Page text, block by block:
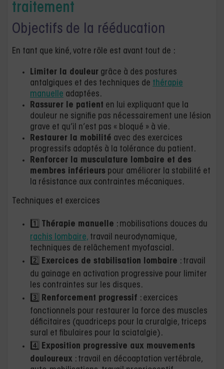
traitement
Objectifs de la rééducation
En tant que kiné, votre rôle est avant tout de :
Limiter la douleur grâce à des postures
antalgiques et des techniques de thérapie
manuelle adaptées.
Rassurer le patient en lui expliquant que la
douleur ne signifie pas nécessairement une lésion
grave et qu’il n’est pas « bloqué » à vie.
Restaurer la mobilité avec des exercices
progressifs adaptés à la tolérance du patient.
Renforcer la musculature lombaire et des
membres inférieurs pour améliorer la stabilité et
la résistance aux contraintes mécaniques.
Techniques et exercices
1️⃣ Thérapie manuelle : mobilisations douces du
rachis lombaire, travail neurodynamique,
techniques de relâchement myofascial.
2️⃣ Exercices de stabilisation lombaire : travail
du gainage en activation progressive pour limiter
les contraintes sur les disques.
3️⃣ Renforcement progressif : exercices
fonctionnels pour restaurer la force des muscles
déficitaires (quadriceps pour la cruralgie, triceps
sural et fibulaires pour la sciatalgie).
4️⃣ Exposition progressive aux mouvements
douloureux : travail en décoaptation vertébrale,